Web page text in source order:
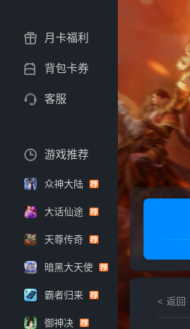
返回
月卡福利
背包卡券
客服
游戏推荐
众神大陆
大话仙途
天尊传奇
暗黑大天使
霸者归来
御神决